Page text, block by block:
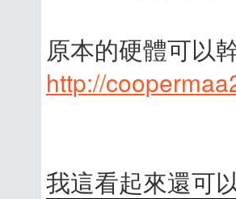
原本的硬體可以
http://
我這看起來還可